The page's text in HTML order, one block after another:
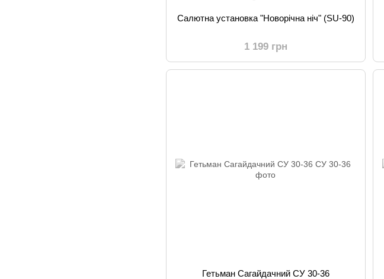
Салютна установка "Новорічна ніч" (SU-90)
1 199 грн
Гетьман Сагайдачний СУ 30-36